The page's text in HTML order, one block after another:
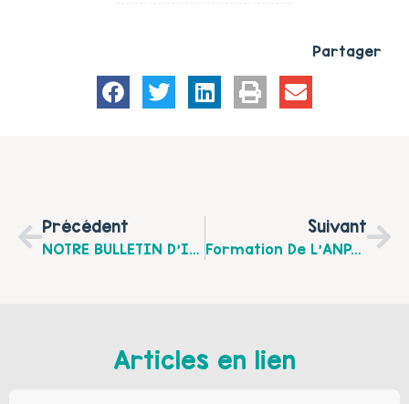
Partager
Précédent
NOTRE BULLETIN D’INFORMATION D’OCTOBRE 2015
Suivant
Formation De L’ANPAA* "Périnatalité, Parentalité Et Addictions" 4 Jours En Décembre 2015 Sur ARRAS Ou LILLE
Articles en lien